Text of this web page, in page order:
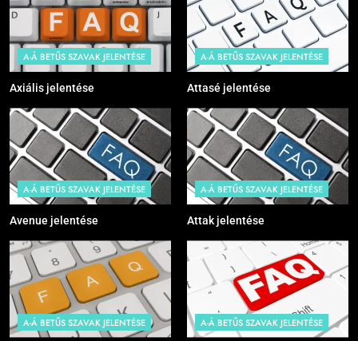
A-Á BETŰS SZAVAK JELENTÉSE
Axiális jelentése
A-Á BETŰS SZAVAK JELENTÉSE
Attasé jelentése
A-Á BETŰS SZAVAK JELENTÉSE
Avenue jelentése
A-Á BETŰS SZAVAK JELENTÉSE
Attak jelentése
A-Á BETŰS SZAVAK JELENTÉSE A-Á BETŰS SZAVAK JELENTÉSE